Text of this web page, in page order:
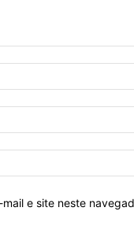
mail e site neste